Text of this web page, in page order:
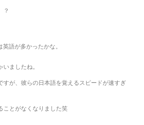
？
語が多かったかな。
ましたね。
すが、彼らの日本語を覚えるスピードが速すぎ
ことがなくなりました笑